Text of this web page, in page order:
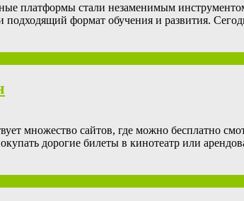
платформы стали незаменимым
формат обучения и развития.
множество сайтов, где можно бесплатно
дорогие билеты в кинотеатр или